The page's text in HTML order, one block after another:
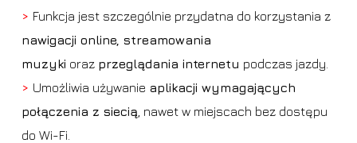
> Funkcja jest szczególnie przydatna do korzystania z
nawigacji online, streamowania
muzyki oraz przeglądania internetu podczas jazdy.
> Umożliwia używanie aplikacji wymagających
połączenia z siecią , nawet w miejscach bez dostępu
do Wi-Fi.